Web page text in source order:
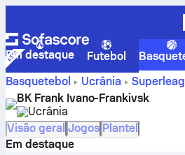
Em destaque Futebol
Basquetebol
Ucrânia
Ivano-Frankivsk – resultados,
jogadores
BK Frank Ivano-Frankivsk
Ucrânia
Visão geral Jogos Plantel
Em destaque